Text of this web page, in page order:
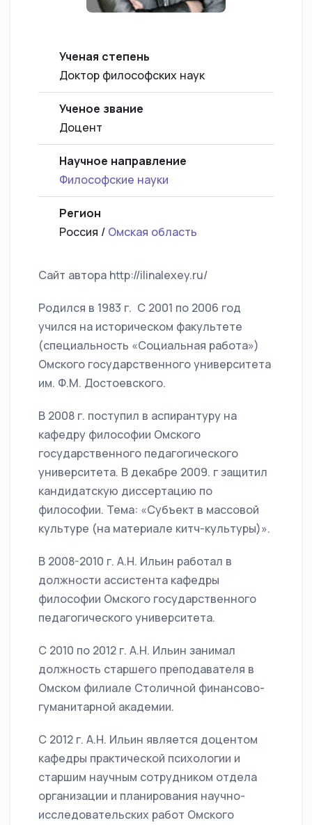
Ученая степень
Доктор философских наук
Ученое звание
Доцент
Научное направление
Философские науки
Регион
Россия / Омская область
Сайт автора http://ilinalexey.ru/
Родился в 1983 г. С 2001 по 2006 год
учился на историческом факультете
(специальность «Социальная работа»)
Омского государственного университета
им. Ф.М. Достоевского.
В 2008 г. поступил в аспирантуру на
кафедру философии Омского
государственного педагогического
университета. В декабре 2009. г защитил
кандидатскую диссертацию по
философии. Тема: «Субъект в массовой
культуре (на материале китч-культуры)».
В 2008-2010 г. А.Н. Ильин работал в
должности ассистента кафедры
философии Омского государственного
педагогического университета.
С 2010 по 2012 г. А.Н. Ильин занимал
должность старшего преподавателя в
Омском филиале Столичной финансово-
гуманитарной академии.
С 2012 г. А.Н. Ильин является доцентом
кафедры практической психологии и
старшим научным сотрудником отдела
организации и планирования научно-
исследовательских работ Омского